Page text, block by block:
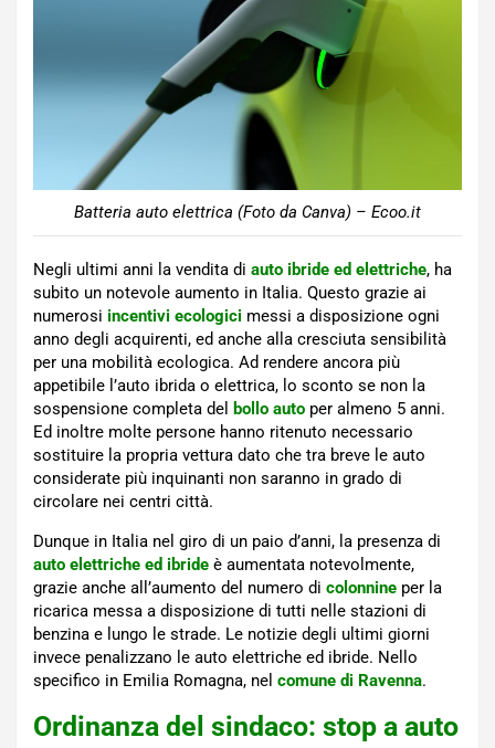
Batteria auto elettrica (Foto da Canva) – Ecoo.it
Negli ultimi anni la vendita di auto ibride ed elettriche, ha
subito un notevole aumento in Italia. Questo grazie ai
numerosi incentivi ecologici messi a disposizione ogni
anno degli acquirenti, ed anche alla cresciuta sensibilità
per una mobilità ecologica. Ad rendere ancora più
appetibile l’auto ibrida o elettrica, lo sconto se non la
sospensione completa del bollo auto per almeno 5 anni.
Ed inoltre molte persone hanno ritenuto necessario
sostituire la propria vettura dato che tra breve le auto
considerate più inquinanti non saranno in grado di
circolare nei centri città.
Dunque in Italia nel giro di un paio d’anni, la presenza di
auto elettriche ed ibride è aumentata notevolmente,
grazie anche all’aumento del numero di colonnine per la
ricarica messa a disposizione di tutti nelle stazioni di
benzina e lungo le strade. Le notizie degli ultimi giorni
invece penalizzano le auto elettriche ed ibride. Nello
specifico in Emilia Romagna, nel comune di Ravenna.
Ordinanza del sindaco: stop a auto